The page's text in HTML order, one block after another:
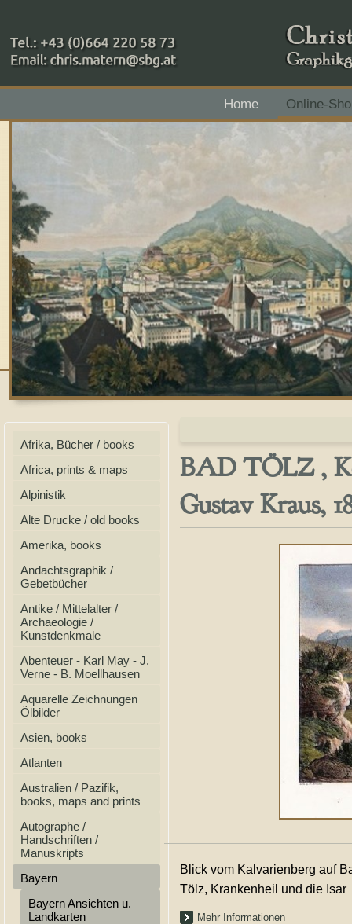
+43 (0)664 220 58 73
Home
Online-
Zahlungsmethoden: RAIBA - Flachgau Mitte - IBAN
Afrika, Bücher / books
Africa, prints & maps
Alpinistik
Alte Drucke / old books
Amerika, books
Andachtsgraphik /
Gebetbücher
Antike / Mittelalter /
Archaeologie /
Kunstdenkmale
Abenteuer - Karl May - J.
Verne - B. Moellhausen
Aquarelle Zeichnungen
Ölbilder
Asien, books
Atlanten
Australien / Pazifik,
books, maps and prints
Autographe /
Handschriften /
Manuskripts
Bayern
Bayern Ansichten u.
Landkarten
BAD TÖLZ ,
Gustav Kraus,
Blick vom Kalvarienberg auf
Tölz, Krankenheil und die Isar
Mehr Informationen